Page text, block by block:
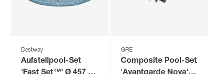
Bestway
Aufstellpool-Set
GRE
Composite Pool-Set